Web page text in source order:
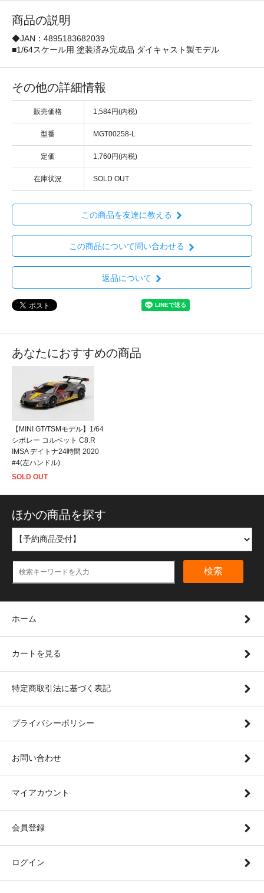
商品の説明
◆JAN：4895183682039
■1/64スケール用 塗装済み完成品 ダイキャスト製モデル
その他の詳細情報
販売価格 1,584円(内税)
型番 MGT00258-L
定価 1,760円(内税)
在庫状況 SOLD OUT
この商品を友達に教える
この商品について問い合わせる
返品について
あなたにおすすめの商品
【MINI GT/TSMモデル】1/64
シボレー コルベット C8.R
IMSA デイトナ24時間 2020
#4(左ハンドル)
SOLD OUT
ほかの商品を探す
検索
ホーム
カートを見る
特定商取引法に基づく表記
プライバシーポリシー
お問い合わせ
マイアカウント
会員登録
ログイン